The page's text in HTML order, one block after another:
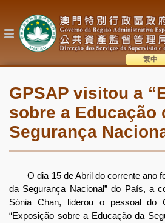
o
conteúdo
GPSAP visitou a
sobre a Educação
Segurança
O dia 15 de Abril do corrente ano
da Segurança Nacional” do País, a
Sónia Chan, liderou o pessoal do
“Exposição sobre a Educação da